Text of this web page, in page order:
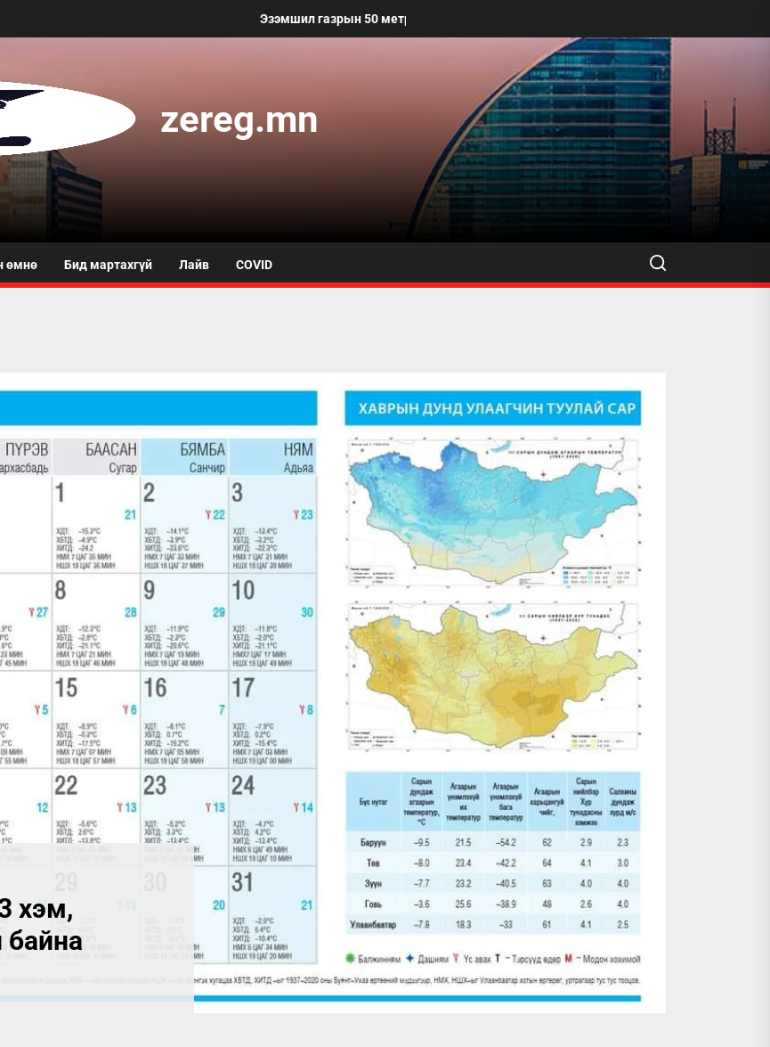
Эзэмшил газрын 50 метр хүртэлх талбайг угааж, өнгө үзэмжийг сайжруулахыг уриалжээ
zereg.mn
өмнө Бид мартахгүй Лайв COVID
хэм,